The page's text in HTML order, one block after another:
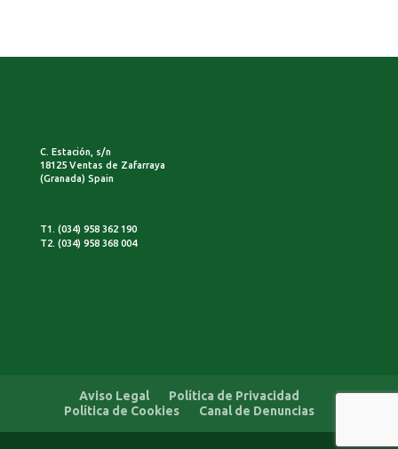
C. Estación, s/n
18125 Ventas de Zafarraya
(Granada) Spain
T1. (034) 958 362 190
T2. (034) 958 368 004
Aviso Legal
Política de Privacidad
Política de Cookies
Canal de Denuncias